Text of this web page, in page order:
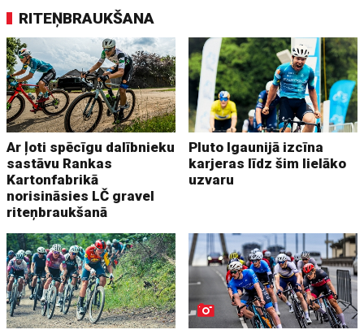
RITEŅBRAUKŠANA
Ar ļoti spēcīgu dalībnieku
sastāvu Rankas
Kartonfabrikā
norisināsies LČ gravel
riteņbraukšanā
Pluto Igaunijā izcīna
karjeras līdz šim lielāko
uzvaru